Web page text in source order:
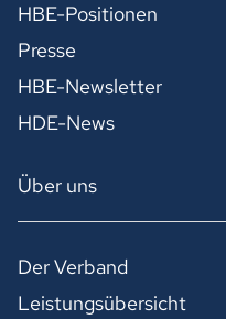
HBE-Positionen
Presse
HBE-Newsletter
HDE-News
Über uns
Der Verband
Leistungsübersicht